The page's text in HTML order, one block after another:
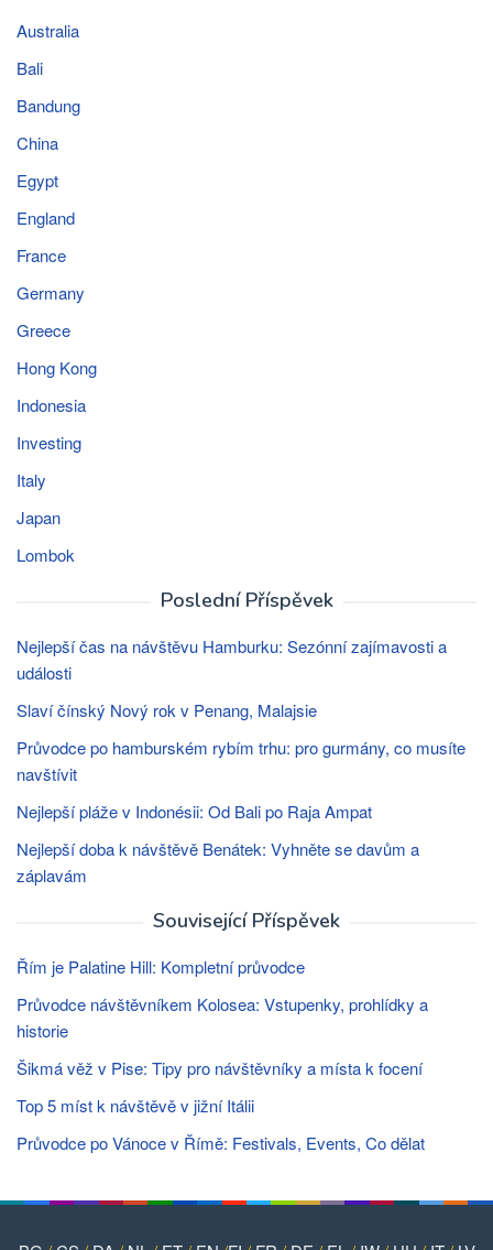
Australia
Bali
Bandung
China
Egypt
England
France
Germany
Greece
Hong Kong
Indonesia
Investing
Italy
Japan
Lombok
Poslední Příspěvek
Nejlepší čas na návštěvu Hamburku: Sezónní zajímavosti a
události
Slaví čínský Nový rok v Penang, Malajsie
Průvodce po hamburském rybím trhu: pro gurmány, co musíte
navštívit
Nejlepší pláže v Indonésii: Od Bali po Raja Ampat
Nejlepší doba k návštěvě Benátek: Vyhněte se davům a
záplavám
Související Příspěvek
Řím je Palatine Hill: Kompletní průvodce
Průvodce návštěvníkem Kolosea: Vstupenky, prohlídky a
historie
Šikmá věž v Pise: Tipy pro návštěvníky a místa k focení
Top 5 míst k návštěvě v jižní Itálii
Průvodce po Vánoce v Římě: Festivals, Events, Co dělat